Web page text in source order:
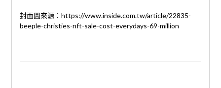
封面圖來源：https://www.inside.com.tw/article/22835-
beeple-christies-nft-sale-cost-everydays-69-million